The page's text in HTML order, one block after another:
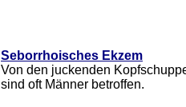
Seborrhoisches Ekzem
Von den juckenden
sind oft Männer betroffen.